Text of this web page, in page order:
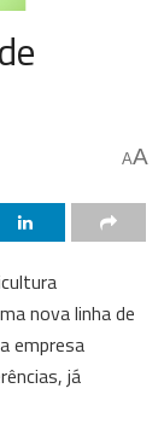
AA
nova linha de
empresa
já